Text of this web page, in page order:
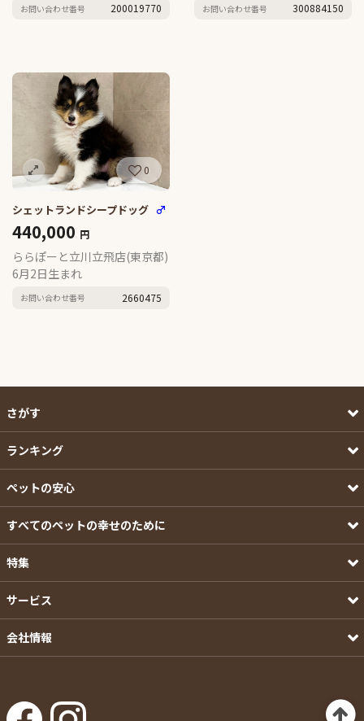
お問い合わせ番号 200019770 お問い合わせ番号 300884150
0
シェットランドシープドッグ ♂
440,000 円
ららぽーと立川立飛店(東京都)
6月2日生まれ
お問い合わせ番号 2660475
さがす
ランキング
ペットの安心
すべてのペットの幸せのために
特集
サービス
会社情報